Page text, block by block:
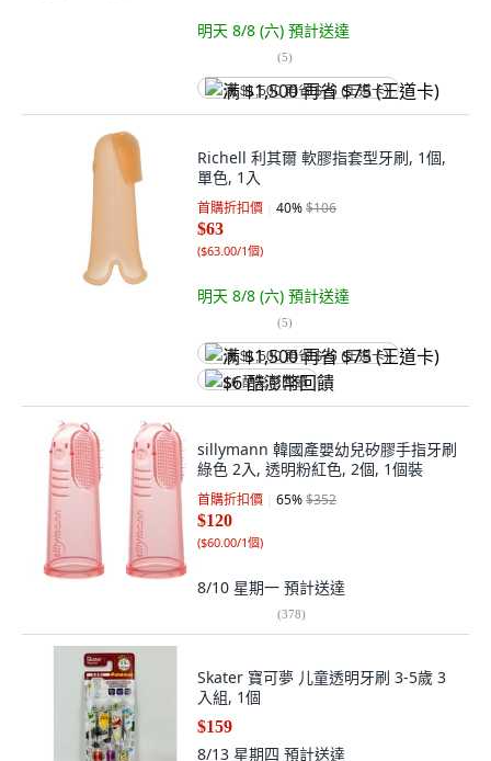
明天 8/8 (六) 預計送達
(5)
满 $1,500 再省 $75 (王道卡)
Richell 利其爾 軟膠指套型牙刷, 1個,
單色, 1入
首購折扣價 40%$106
$63
($63.00/1個)
明天 8/8 (六) 預計送達
(5)
满 $1,500 再省 $75 (王道卡)
$6 酷澎幣回饋
sillymann 韓國產嬰幼兒矽膠手指牙刷
綠色 2入, 透明粉紅色, 2個, 1個裝
首購折扣價 65%$352
$120
($60.00/1個)
8/10 星期一 預計送達
(378)
Skater 寶可夢 儿童透明牙刷 3-5歲 3
入組, 1個
$159
8/13 星期四 預計送達